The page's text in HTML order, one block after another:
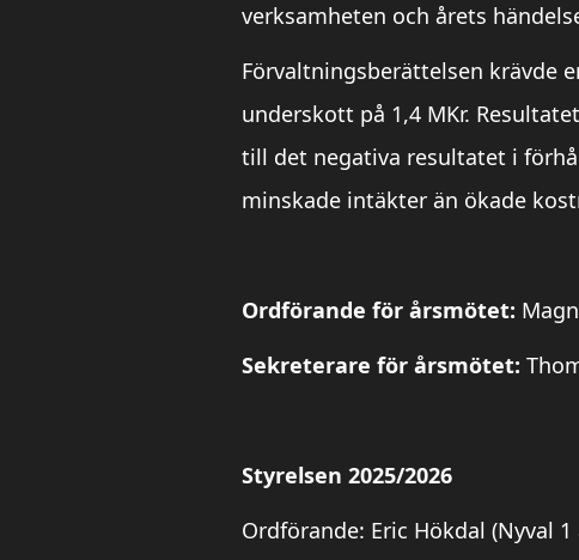
verksamheten och årets
Förvaltningsberättelsen krävde
underskott på 1,4 MKr.
till det negativa resultatet i
minskade intäkter än ökade
Ordförande för årsmötet:
Sekreterare för årsmötet:
Styrelsen 2025/2026
Ordförande: Eric Hökdal (Nyval 1